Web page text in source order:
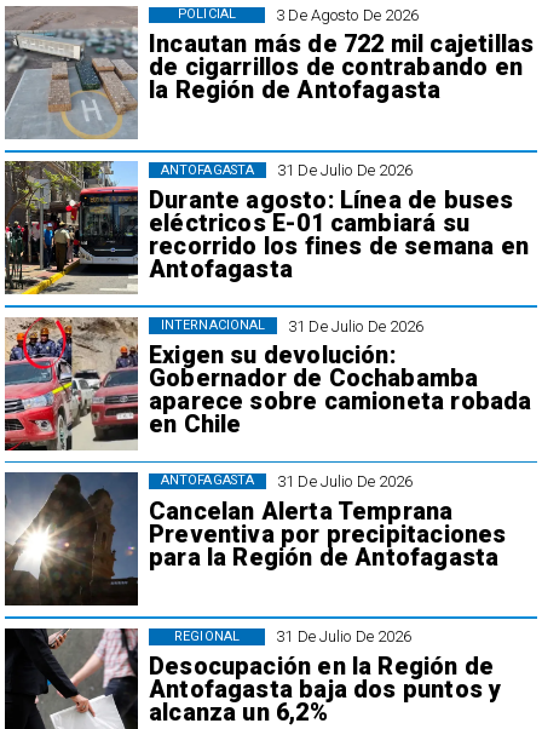
3 De Agosto De 2026
Incautan más de 722 mil cajetillas
de cigarrillos de contrabando en
la Región de Antofagasta
POLICIAL
31 De Julio De 2026
Durante agosto: Línea de buses
eléctricos E-01 cambiará su
recorrido los fines de semana en
Antofagasta
ANTOFAGASTA
31 De Julio De 2026
Exigen su devolución:
Gobernador de Cochabamba
aparece sobre camioneta robada
en Chile
INTERNACIONAL
31 De Julio De 2026
Cancelan Alerta Temprana
Preventiva por precipitaciones
para la Región de Antofagasta
ANTOFAGASTA
31 De Julio De 2026
Desocupación en la Región de
Antofagasta baja dos puntos y
alcanza un 6,2%
REGIONAL